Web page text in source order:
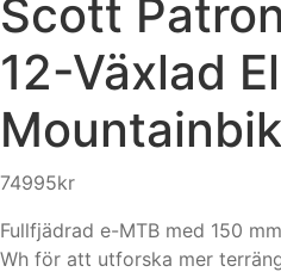
Scott
12-Växlad
74995kr
Fullfjädrad e-MTB med 150
Wh för att utforska mer